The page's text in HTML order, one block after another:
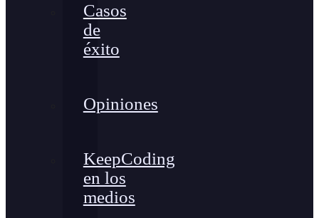
Casos
de
éxito
Opiniones
KeepCoding
en los
medios